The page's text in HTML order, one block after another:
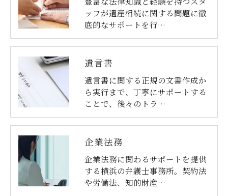
ッフが遺産相続に関する問題に徹
底的なサポートを行…
遺言書
遺言書に関する正規の文書作成か
ら実行まで、丁寧にサポートする
ことで、後々のトラ…
企業法務
企業法務に関わるサポートを提供
する横浜の弁護士事務所。契約法
や労働法、知的財産…